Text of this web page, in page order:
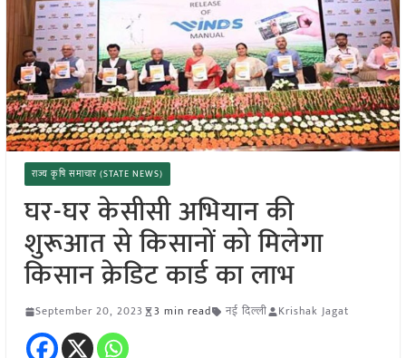
राज्य कृषि समाचार (STATE NEWS)
घर-घर केसीसी अभियान की
शुरूआत से किसानों को मिलेगा
किसान क्रेडिट कार्ड का लाभ
September 20, 2023 3 min read नई दिल्ली Krishak Jagat